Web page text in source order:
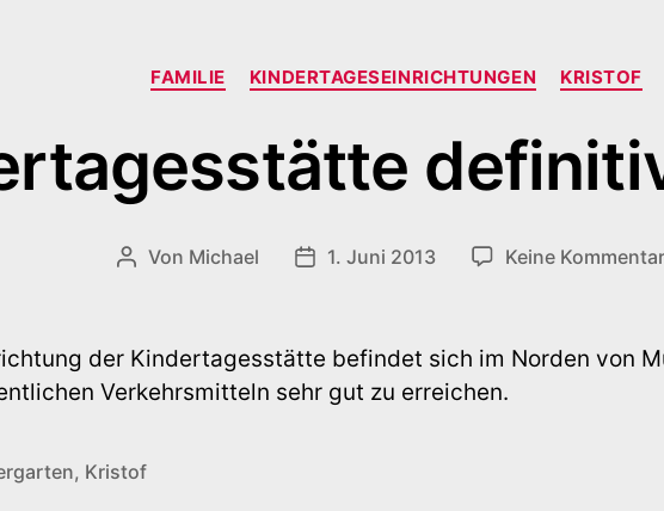
Kategorien
FAMILIE KINDERTAGESEINRICHTUNGEN KRISTOF
Beitragsautor
Von Michael Veröffentlichungsdatum
1. Juni 2013 Keine
der Kindertagesstätte befindet sich im Norden von
Verkehrsmitteln sehr gut zu erreichen.
, Kristof